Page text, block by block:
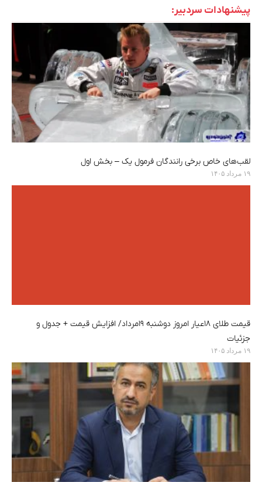
پیشنهادات سردبیر:
لقب‌های خاص برخی رانندگان فرمول یک – بخش اول
۱۹ مرداد ۱۴۰۵
قیمت طلای ۱۸عیار امروز دوشنبه ۱۹مرداد/ افزایش قیمت + جدول و
جزئیات
۱۹ مرداد ۱۴۰۵